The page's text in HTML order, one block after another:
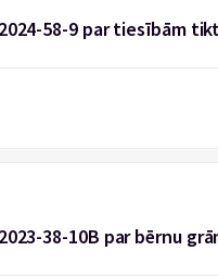
58-9 par tiesībām
38-10B par bērnu